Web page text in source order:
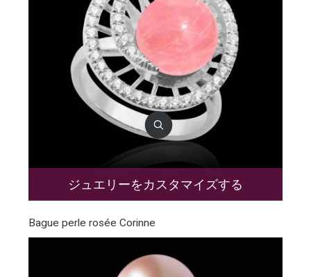
ジュエリーをカスタマイズする
Bague perle rosée Corinne